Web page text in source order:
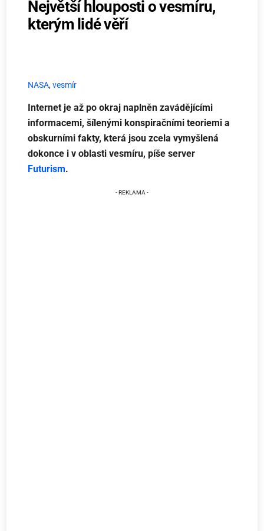
Největší hlouposti o vesmíru,
kterým lidé věří
NASA,vesmír
Internet je až po okraj naplněn zavádějícími
informacemi, šílenými konspiračními teoriemi a
obskurními fakty, která jsou zcela vymyšlená
dokonce i v oblasti vesmíru, píše server
Futurism.